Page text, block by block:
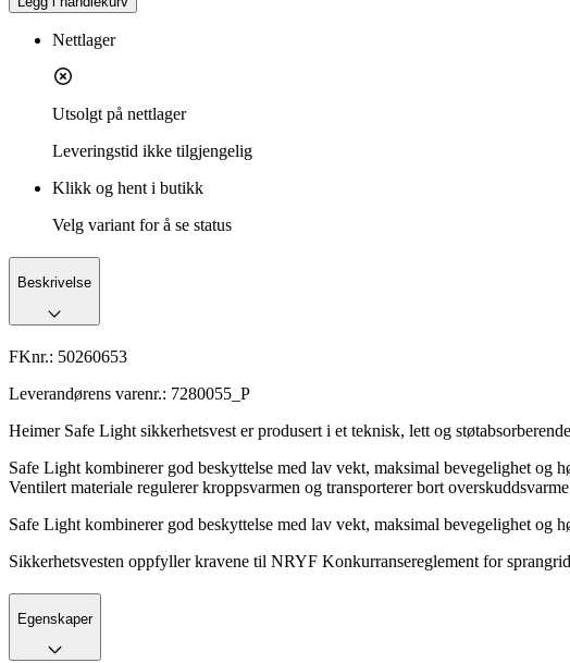
Nettlager
Utsolgt på nettlager
Leveringstid ikke tilgjengelig
Klikk og hent i butikk
Velg variant for å se status
Beskrivelse
FKnr.: 50260653
Leverandørens varenr.: 7280055_P
Heimer Safe Light sikkerhetsvest er produsert i et teknisk, lett og
Safe Light kombinerer god beskyttelse med lav vekt, maksimal bevegelighet
Ventilert materiale regulerer kroppsvarmen og transporterer bort
Safe Light kombinerer god beskyttelse med lav vekt, maksimal bevegelighet og
Sikkerhetsvesten oppfyller kravene til NRYF Konkurransereglement for
Egenskaper